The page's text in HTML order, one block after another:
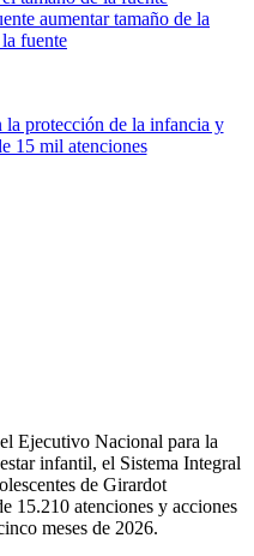
aumentar tamaño de la
Ejecutivo Nacional para la
infantil, el Sistema Integral
de Girardot
15.210 atenciones y acciones
meses de 2026.